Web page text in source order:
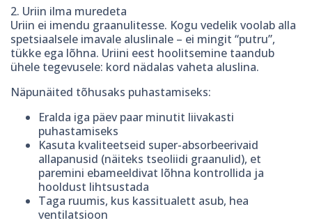
2. Uriin ilma muredeta
Uriin ei imendu graanulitesse. Kogu vedelik voolab alla
spetsiaalsele imavale aluslinale – ei mingit “putru”,
tükke ega lõhna. Uriini eest hoolitsemine taandub
ühele tegevusele: kord nädalas vaheta aluslina.
Näpunäited tõhusaks puhastamiseks:
Eralda iga päev paar minutit liivakasti
puhastamiseks
Kasuta kvaliteetseid super-absorbeerivaid
allapanusid (näiteks tseoliidi graanulid), et
paremini ebameeldivat lõhna kontrollida ja
hooldust lihtsustada
Taga ruumis, kus kassitualett asub, hea
ventilatsioon